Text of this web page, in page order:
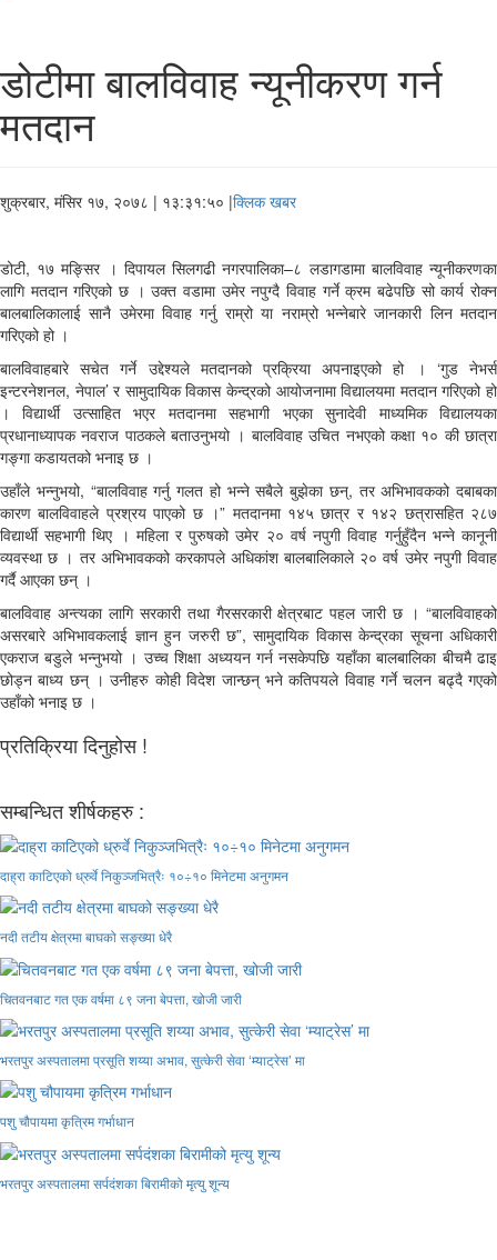
डोटीमा बालविवाह न्यूनीकरण गर्न
मतदान
शुक्रबार, मंसिर १७, २०७८ | १३:३१:५० |क्लिक खबर
डोटी, १७ मङ्सिर । दिपायल सिलगढी नगरपालिका–८ लडागडामा बालविवाह न्यूनीकरणका
लागि मतदान गरिएको छ । उक्त वडामा उमेर नपुग्दै विवाह गर्ने क्रम बढेपछि सो कार्य रोक्न
बालबालिकालाई सानै उमेरमा विवाह गर्नु राम्रो या नराम्रो भन्नेबारे जानकारी लिन मतदान
गरिएको हो ।
बालविवाहबारे सचेत गर्ने उद्देश्यले मतदानको प्रक्रिया अपनाइएको हो । ‘गुड नेभर्स
इन्टरनेशनल, नेपाल’ र सामुदायिक विकास केन्द्रको आयोजनामा विद्यालयमा मतदान गरिएको हो
। विद्यार्थी उत्साहित भएर मतदानमा सहभागी भएका सुनादेवी माध्यमिक विद्यालयका
प्रधानाध्यापक नवराज पाठकले बताउनुभयो । बालविवाह उचित नभएको कक्षा १० की छात्रा
गङ्गा कडायतको भनाइ छ ।
उहाँले भन्नुभयो, “बालविवाह गर्नु गलत हो भन्ने सबैले बुझेका छन्, तर अभिभावकको दबाबका
कारण बालविवाहले प्रश्रय पाएको छ ।” मतदानमा १४५ छात्र र १४२ छत्रासहित २८७
विद्यार्थी सहभागी थिए । महिला र पुरुषको उमेर २० वर्ष नपुगी विवाह गर्नुहुँदैन भन्ने कानूनी
व्यवस्था छ । तर अभिभावकको करकापले अधिकांश बालबालिकाले २० वर्ष उमेर नपुगी विवाह
गर्दै आएका छन् ।
बालविवाह अन्त्यका लागि सरकारी तथा गैरसरकारी क्षेत्रबाट पहल जारी छ । “बालविवाहको
असरबारे अभिभावकलाई ज्ञान हुन जरुरी छ”, सामुदायिक विकास केन्द्रका सूचना अधिकारी
एकराज बडुले भन्नुभयो । उच्च शिक्षा अध्ययन गर्न नसकेपछि यहाँका बालबालिका बीचमै ढाइ
छोड्न बाध्य छन् । उनीहरु कोही विदेश जान्छन् भने कतिपयले विवाह गर्ने चलन बढ्दै गएको
उहाँको भनाइ छ ।
प्रतिक्रिया दिनुहोस !
सम्बन्धित शीर्षकहरु :
दाह्रा काटिएको ध्रुर्वे निकुञ्जभित्रैः १०÷१० मिनेटमा अनुगमन
नदी तटीय क्षेत्रमा बाघको सङ्ख्या धेरै
चितवनबाट गत एक वर्षमा ८९ जना बेपत्ता, खोजी जारी
भरतपुर अस्पतालमा प्रसूति शय्या अभाव, सुत्केरी सेवा ‘म्याट्रेस’ मा
पशु चौपायमा कृत्रिम गर्भाधान
भरतपुर अस्पतालमा सर्पदंशका बिरामीको मृत्यु शून्य